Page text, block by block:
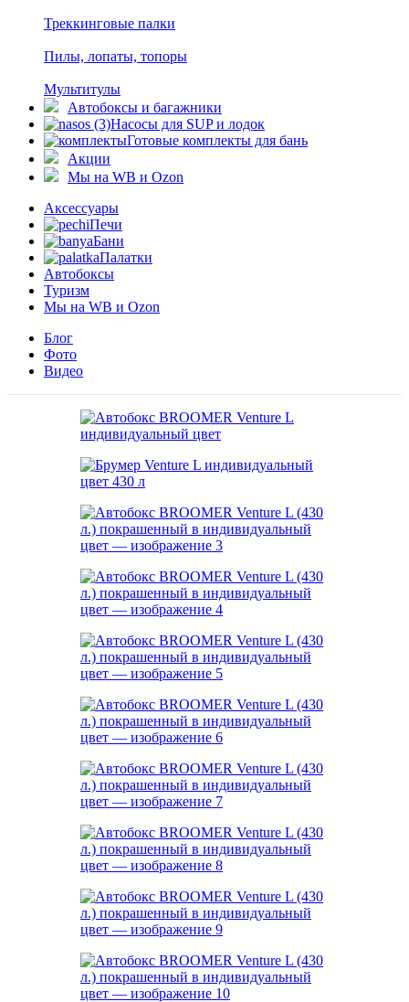
Треккинговые палки
Пилы, лопаты, топоры
Мультитулы
Автобоксы и багажники
Насосы для SUP и лодок
Готовые комплекты для бань
Акции
Мы на WB и Ozon
Аксессуары
Печи
Бани
Палатки
Автобоксы
Туризм
Мы на WB и Ozon
Блог
Фото
Видео